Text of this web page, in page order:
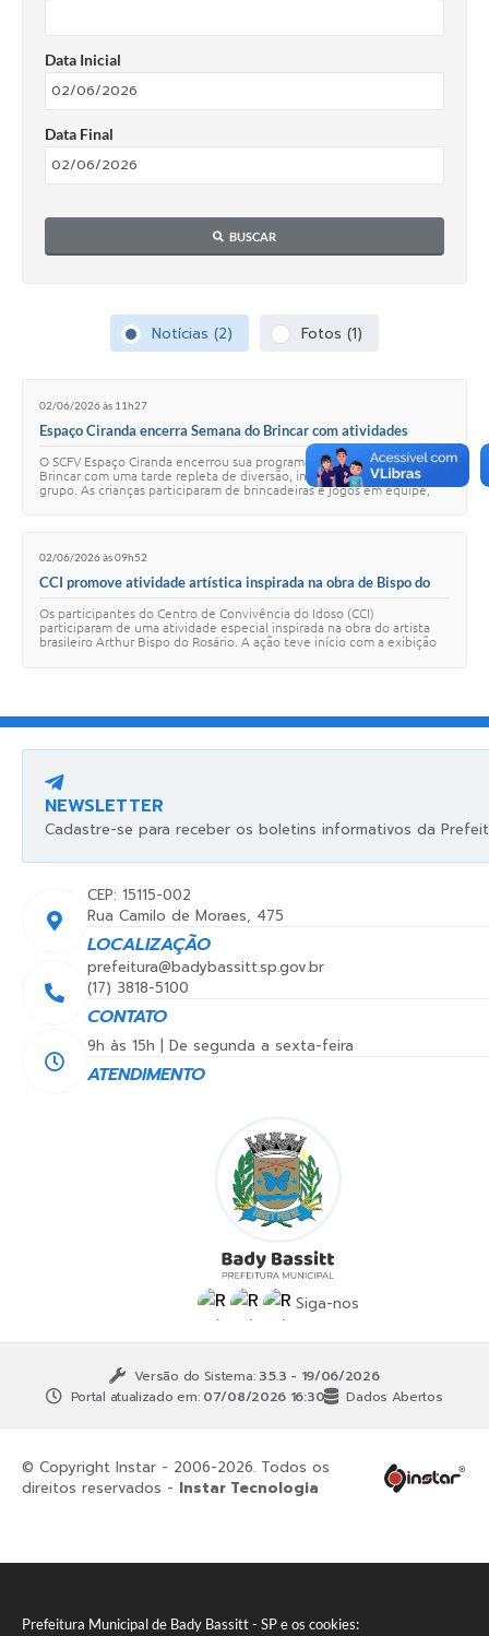
Prefeitura Municipal de Bady Bassitt - SP e os cookies:
Data Inicial
Data Final
BUSCAR
Notícias (2) Fotos (1)
02/06/2026 às 11h27
Espaço Ciranda encerra Semana do Brincar com atividades
O SCFV Espaço Ciranda encerrou sua programação da Semana do
Brincar com uma tarde repleta de diversão, interação e atividades em
grupo. As crianças participaram de brincadeiras e jogos em equipe,
02/06/2026 às 09h52
CCI promove atividade artística inspirada na obra de Bispo do
Os participantes do Centro de Convivência do Idoso (CCI)
participaram de uma atividade especial inspirada na obra do artista
brasileiro Arthur Bispo do Rosário. A ação teve início com a exibição
Siga-nos
LOCALIZAÇÃO
Rua Camilo de Moraes, 475
CEP: 15115-002
CONTATO
(17) 3818-5100
prefeitura@badybassitt.sp.gov.br
ATENDIMENTO
9h às 15h | De segunda a sexta-feira
NEWSLETTER
Cadastre-se para receber os boletins informativos da
Versão do Sistema: 3.5.3 - 19/06/2026
Portal atualizado em: 07/08/2026 16:30 Dados Abertos
© Copyright Instar - 2006-2026. Todos os
direitos reservados - Instar Tecnologia